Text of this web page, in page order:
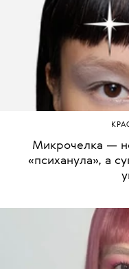
Микрочелка —
«психанула», а